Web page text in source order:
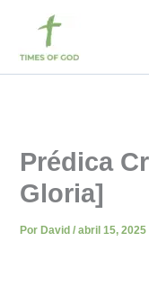
contenido
Prédica
Gloria]
Por David/abril 15, 2025